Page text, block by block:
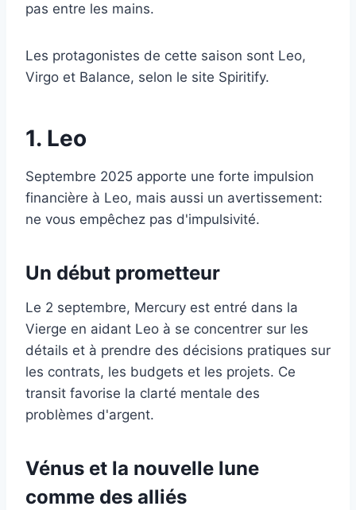
pas entre les mains.
Les protagonistes de cette saison sont Leo,
Virgo et Balance, selon le site Spiritify.
1. Leo
Septembre 2025 apporte une forte impulsion
financière à Leo, mais aussi un avertissement:
ne vous empêchez pas d'impulsivité.
Un début prometteur
Le 2 septembre, Mercury est entré dans la
Vierge en aidant Leo à se concentrer sur les
détails et à prendre des décisions pratiques sur
les contrats, les budgets et les projets. Ce
transit favorise la clarté mentale des
problèmes d'argent.
Vénus et la nouvelle lune
comme des alliés